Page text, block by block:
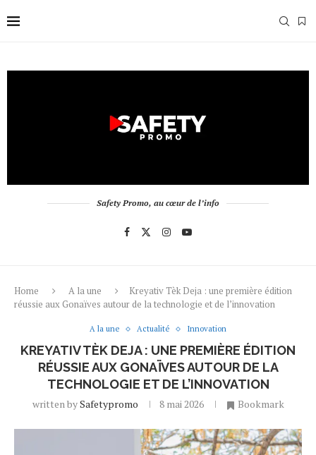
Safety Promo, au cœur de l’info
Home A la une
Kreyativ Tèk Deja : une première édition
réussie aux Gonaïves autour de la technologie et de l’innovation
A la une Actualité Innovation
KREYATIV TÈK DEJA : UNE PREMIÈRE ÉDITION
RÉUSSIE AUX GONAÏVES AUTOUR DE LA
TECHNOLOGIE ET DE L’INNOVATION
written bySafetypromo 8 mai 2026 Bookmark